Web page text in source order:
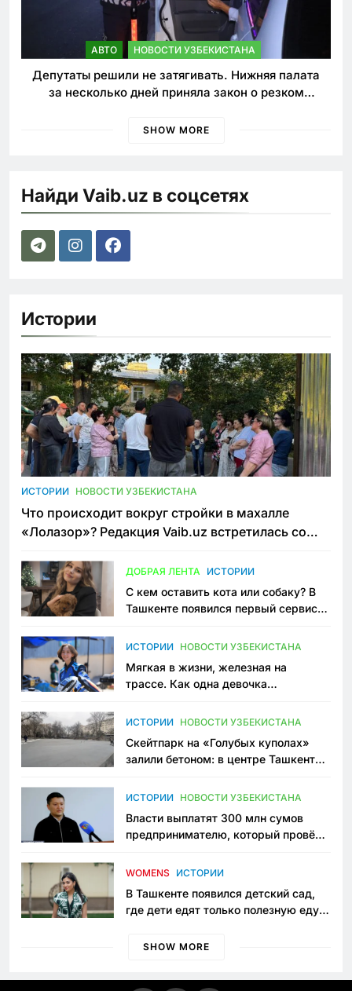
АВТО НОВОСТИ УЗБЕКИСТАНА
Депутаты решили не затягивать. Нижняя палата
за несколько дней приняла закон о резком
SHOW MORE
Найди Vaib.uz в соцсетях
Истории
ИСТОРИИ НОВОСТИ УЗБЕКИСТАНА
Что происходит вокруг стройки в махалле
«Лолазор»? Редакция Vaib.uz встретилась со
ДОБРАЯ ЛЕНТА ИСТОРИИ
С кем оставить кота или собаку? В
Ташкенте появился первый сервис
ИСТОРИИ НОВОСТИ УЗБЕКИСТАНА
Мягкая в жизни, железная на
трассе. Как одна девочка
Узбекистане
ИСТОРИИ НОВОСТИ УЗБЕКИСТАНА
Скейтпарк на «Голубых куполах»
залили бетоном: в центре Ташкента
пространство
ИСТОРИИ НОВОСТИ УЗБЕКИСТАНА
Власти выплатят 300 млн сумов
предпринимателю, который провёл
приговору
WOMENS ИСТОРИИ
В Ташкенте появился детский сад,
где дети едят только полезную еду.
просить «кашу без сахара»
SHOW MORE